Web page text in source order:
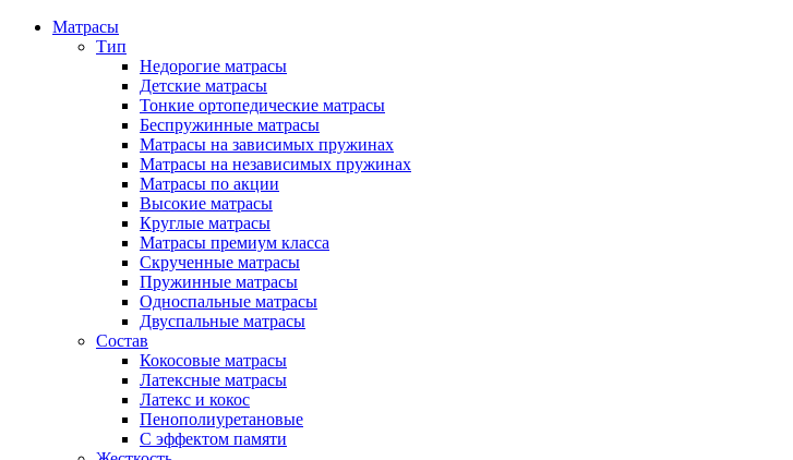
Матрасы
Тип
Недорогие матрасы
Детские матрасы
Тонкие ортопедические матрасы
Беспружинные матрасы
Матрасы на зависимых пружинах
Матрасы на независимых пружинах
Матрасы по акции
Высокие матрасы
Круглые матрасы
Матрасы премиум класса
Скрученные матрасы
Пружинные матрасы
Односпальные матрасы
Двуспальные матрасы
Состав
Кокосовые матрасы
Латексные матрасы
Латекс и кокос
Пенополиуретановые
С эффектом памяти